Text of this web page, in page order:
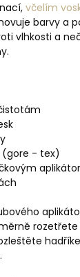
včelím
barvy a
vlhkosti a
- tex)
rozetřete